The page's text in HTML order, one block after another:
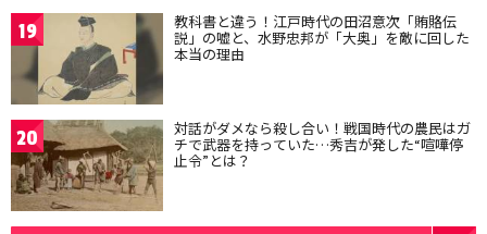
19 教科書と違う！江戸時代の田沼意次「賄賂伝
説」の嘘と、水野忠邦が「大奥」を敵に回した
本当の理由
20 対話がダメなら殺し合い！戦国時代の農民はガ
チで武器を持っていた…秀吉が発した“喧嘩停
止令”とは？